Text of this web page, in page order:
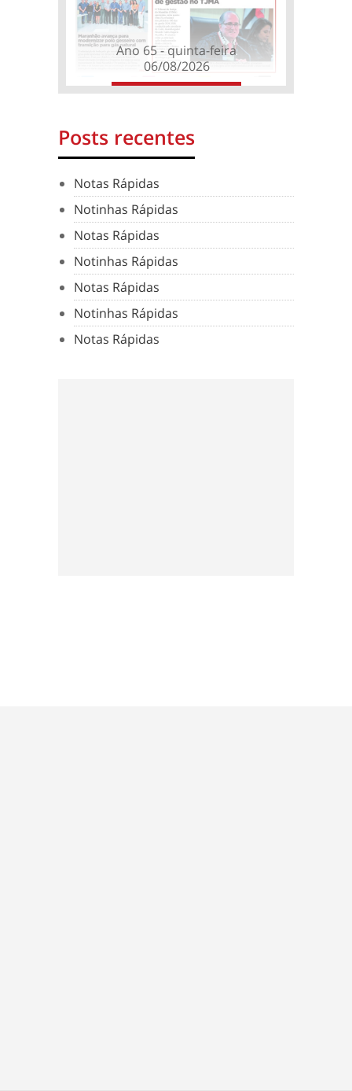
Ano 65 - quinta-feira
06/08/2026
Posts recentes
Notas Rápidas
Notinhas Rápidas
Notas Rápidas
Notinhas Rápidas
Notas Rápidas
Notinhas Rápidas
Notas Rápidas